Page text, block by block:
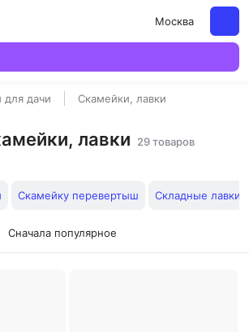
Москва
для дачи Скамейки, лавки
лавки
29 товаров
Скамейку перевертыш Складные лавки
Сначала популярное